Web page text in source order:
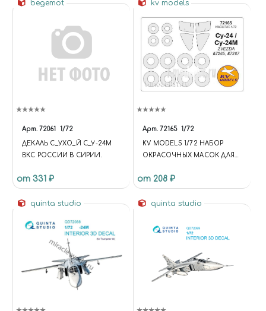
begemot
Арт. 72061 1/72
ДЕКАЛЬ С_УХО_Й С_У-24М
ВКС РОССИИ В СИРИИ.
от 331 ₽
kv models
Арт. 72165 1/72
KV MODELS 1/72 НАБОР
ОКРАСОЧНЫХ МАСОК ДЛЯ
/ С-24М
от 208 ₽
quinta studio quinta studio